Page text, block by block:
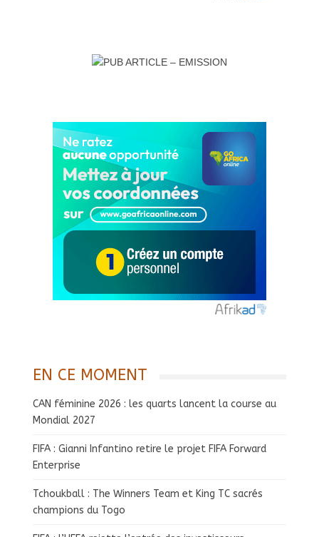
EN CE MOMENT
CAN féminine 2026 : les quarts lancent la course au
Mondial 2027
FIFA : Gianni Infantino retire le projet FIFA Forward
Enterprise
Tchoukball : The Winners Team et King TC sacrés
champions du Togo